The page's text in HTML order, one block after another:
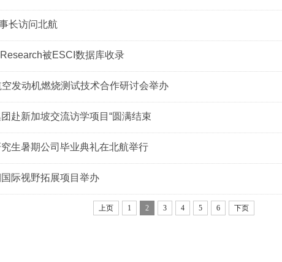
长访问北航
被ESCI数据库收录
发动机燃烧测试技术合作研讨会举办
赴新加坡交流访学项目“圆满结束
生暑期公司毕业典礼在北航举行
际视野拓展项目举办
上页 1 2 3 4 5 6 下页